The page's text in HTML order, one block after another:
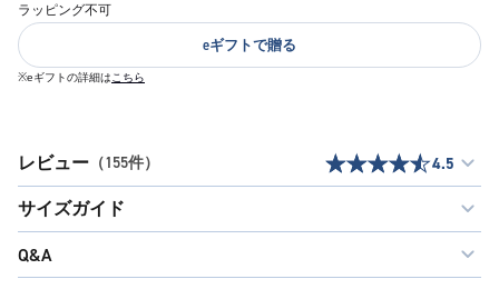
ラッピング不可
eギフトで贈る
※eギフトの詳細は こちら
レビュー （155件） 4.5
サイズガイド
Q&A